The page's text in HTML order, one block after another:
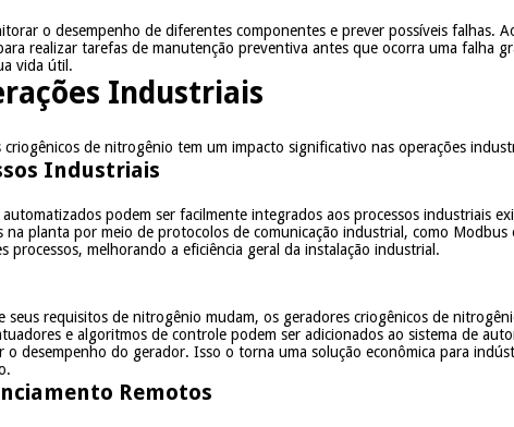
o desempenho de diferentes componentes e prever possíveis falhas.
realizar tarefas de manutenção preventiva antes que ocorra uma falha
vida útil.
Industriais
de nitrogênio tem um impacto significativo nas operações
Industriais
podem ser facilmente integrados aos processos industriais
na planta por meio de protocolos de comunicação industrial, como
processos, melhorando a eficiência geral da instalação industrial.
seus requisitos de nitrogênio mudam, os geradores criogênicos de
e algoritmos de controle podem ser adicionados ao sistema de
desempenho do gerador. Isso o torna uma solução econômica para
Remotos